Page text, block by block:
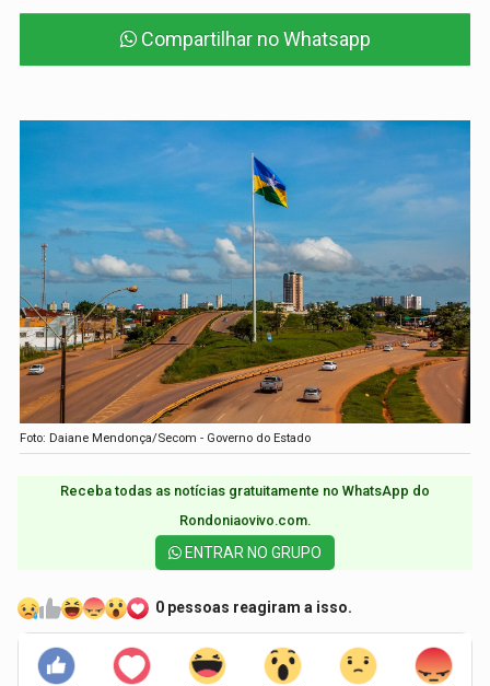
Compartilhar no Whatsapp
Foto: Daiane Mendonça/Secom - Governo do Estado
Receba todas as notícias gratuitamente no WhatsApp do
Rondoniaovivo.com.​
ENTRAR NO GRUPO
0 pessoas reagiram a isso.